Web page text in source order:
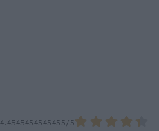
4.4545454545455/5